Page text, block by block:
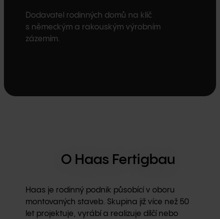
Dodavatel rodinných domů na klíč
s německým a rakouským výrobním
zázemím.
O Haas Fertigbau
Haas je rodinný podnik působící v oboru
montovaných staveb. Skupina již více než 50
let projektuje, vyrábí a realizuje dílčí nebo